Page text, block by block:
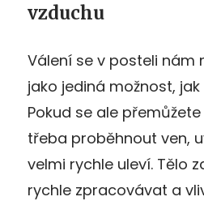
vzduchu
Válení se v posteli nám
jako jediná možnost,
Pokud se ale
třeba proběhnout ven,
velmi rychle uleví. Tělo
rychle zpracovávat a